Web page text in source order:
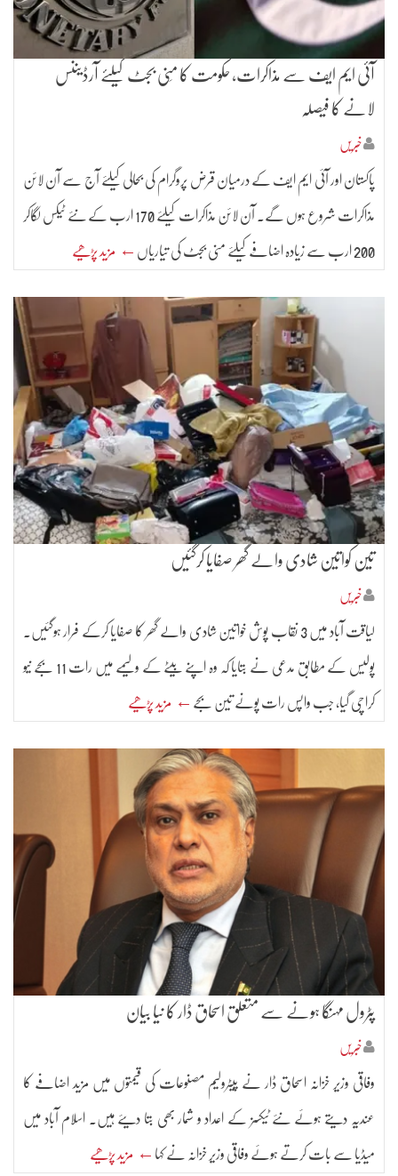
آئی ایم ایف سے مذاکرات، حکومت کا مِنی بجٹ کیلئے آرڈیننس
لانے کا فیصلہ
خبریں
پاکستان اور آئی ایم ایف کے درمیان قرض پروگرام کی بحالی کیلئے آج سے آن لائن
مذاکرات شروع ہوں گے۔ آن لائن مذاکرات کیلئے 170 ارب کے نئے ٹیکس لگاکر
200 ارب سے زیادہ اضافے کیلئے منی بجٹ کی تیاریاں ← مزید پڑھیے
تین کواتین شادی والے گھر صفایا کرگئیں
خبریں
لیاقت آباد میں 3 نقاب پوش خواتین شادی والے گھر کا صفایا کرکے فرار ہوگئیں۔
پولیس کے مطابق مدعی نے بتایا کہ وہ اپنے بیٹے کے ولیمے میں رات 11 بجے نیو
کراچی گیا، جب واپس رات پونے تین بجے ← مزید پڑھیے
پٹرول مہنگا ہونے سے متعلق اسحاق ڈار کا نیا بیان
خبریں
وفاقی وزیر خزانہ اسحاق ڈار نے پیٹرولیم مصنوعات کی قیمتوں میں مزید اضافے کا
عندیہ دیتے ہوئے نئے ٹیکسز کے اعداد و شمار بھی بتا دیئے ہیں۔ اسلام آباد میں
میڈیا سے بات کرتے ہوئے وفاقی وزیر خزانہ نے کہا ← مزید پڑھیے